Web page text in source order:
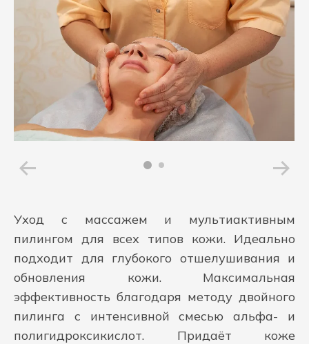
Уход с массажем и мультиактивным
пилингом для всех типов кожи. Идеально
подходит для глубокого отшелушивания и
обновления кожи. Максимальная
эффективность благодаря методу двойного
пилинга с интенсивной смесью альфа- и
полигидроксикислот. Придаёт коже